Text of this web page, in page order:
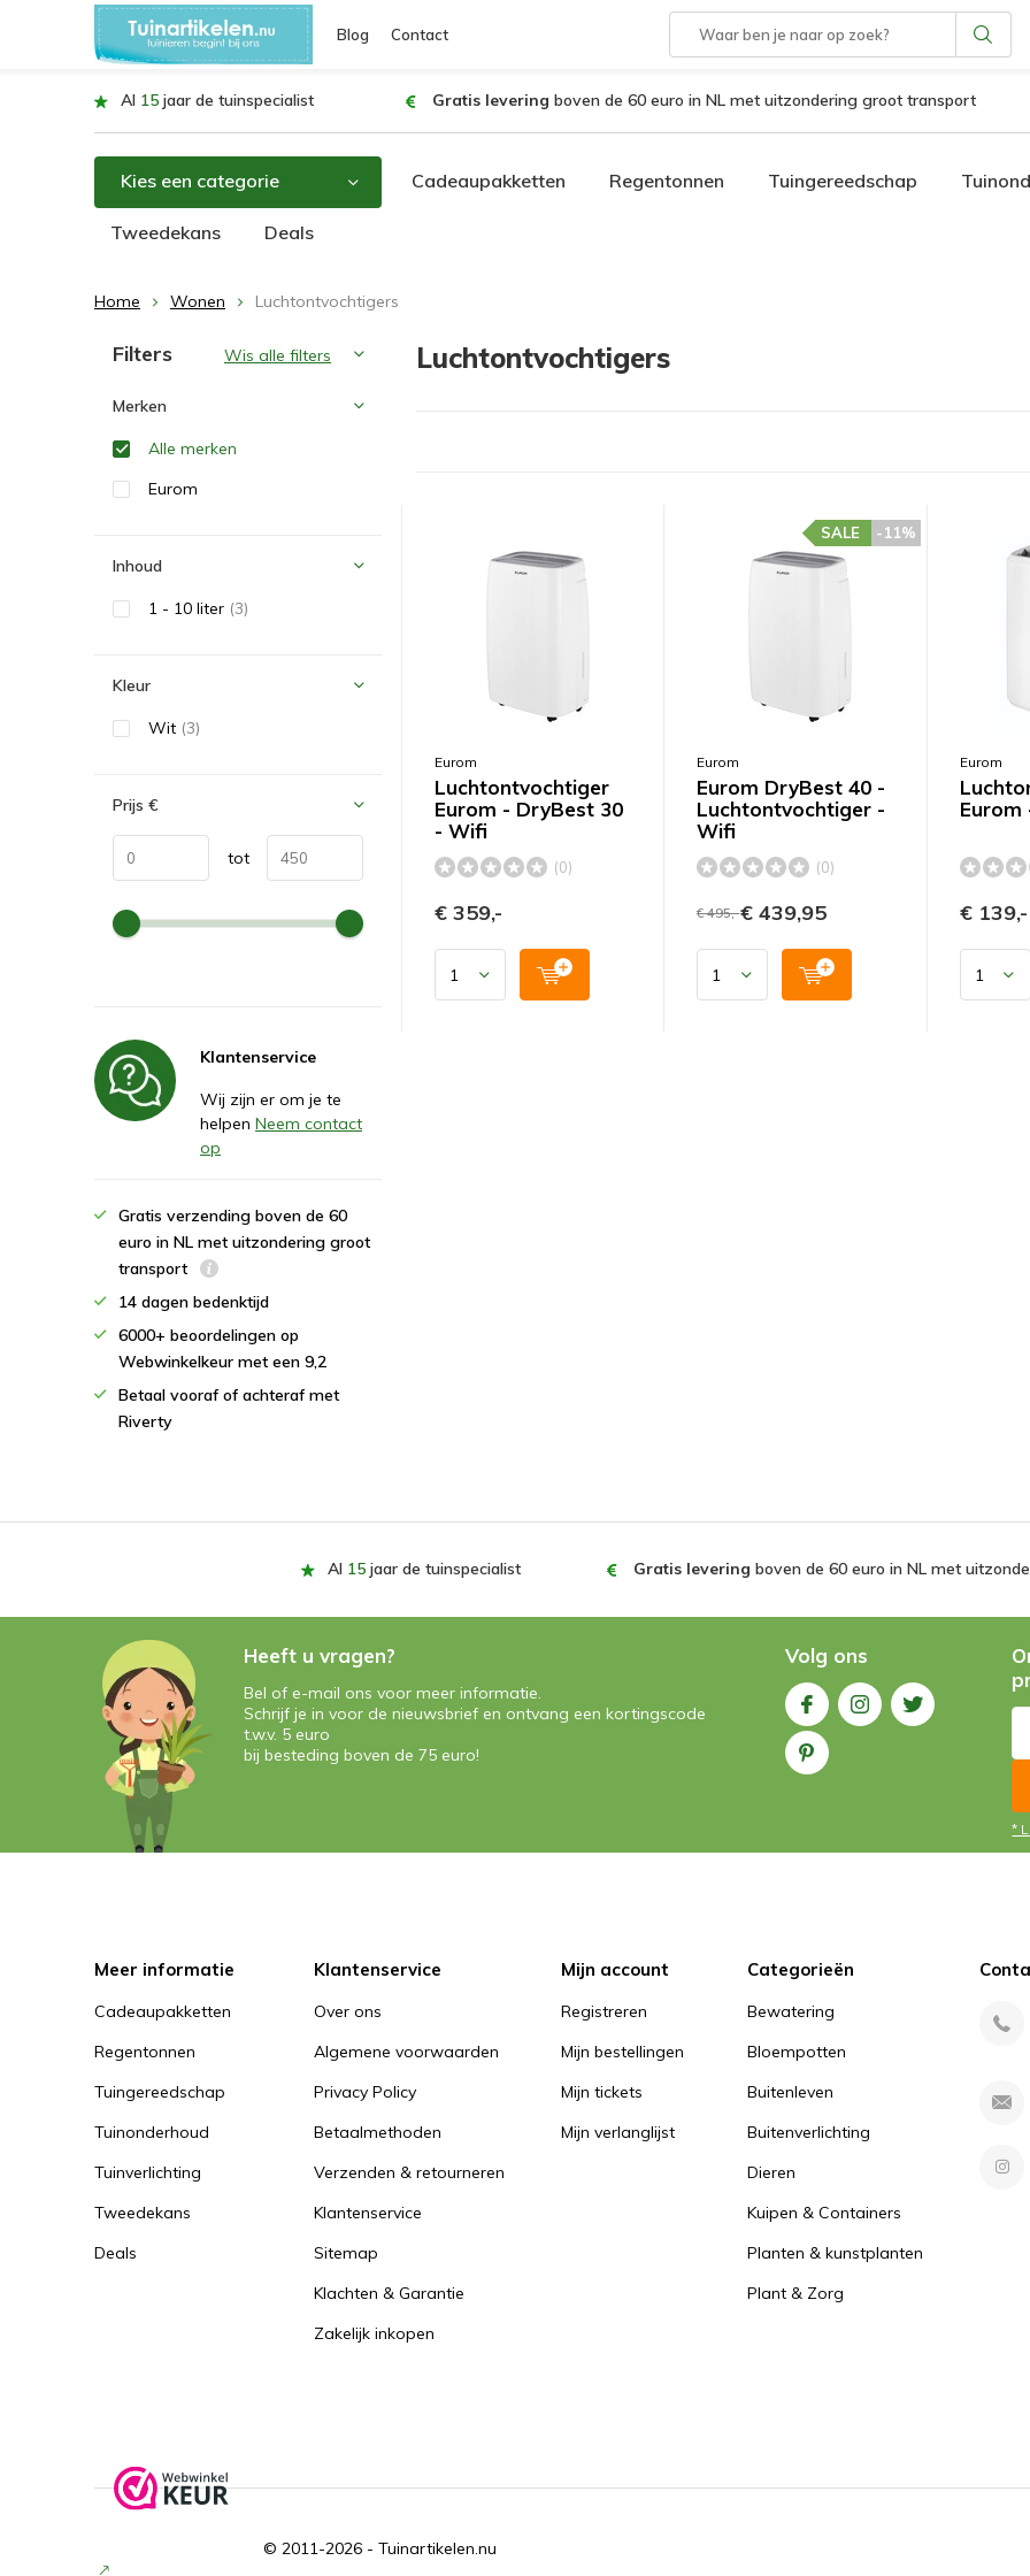
Blog Contact
Al 15 jaar de tuinspecialist Gratis levering boven de 60 euro in NL met uitzondering groot transport
Kies een categorie Cadeaupakketten Regentonnen Tuingereedschap
Tweedekans Deals
Home Wonen Luchtontvochtigers
Luchtontvochtigers
Eurom
Luchtontvochtiger
Eurom - DryBest 30
- Wifi
(0)
€ 359,-
Eurom
Eurom DryBest 40 -
Luchtontvochtiger -
Wifi
-11%
SALE
(0)
€ 495,-€ 439,95
Eurom
Eurom
€ 139,-
Sorteren op:
Filters Wis alle filters
Merken
Alle merken
Eurom
Inhoud
1 - 10 liter (3)
Kleur
Wit (3)
Prijs €
tot
Klantenservice
Wij zijn er om je te
helpen Neem contact
op
Gratis verzending boven de 60
euro in NL met uitzondering groot
transport
14 dagen bedenktijd
6000+ beoordelingen op
Webwinkelkeur met een 9,2
Betaal vooraf of achteraf met
Riverty
Al 15 jaar de tuinspecialist Gratis levering boven de 60 euro in NL met
Heeft u vragen?
Bel of e-mail ons voor meer informatie.
Schrijf je in voor de nieuwsbrief en ontvang een kortingscode
t.w.v. 5 euro
bij besteding boven de 75 euro!
Volg ons
*
Meer informatie
Cadeaupakketten
Regentonnen
Tuingereedschap
Tuinonderhoud
Tuinverlichting
Tweedekans
Deals
Klantenservice
Over ons
Algemene voorwaarden
Privacy Policy
Betaalmethoden
Verzenden & retourneren
Klantenservice
Sitemap
Klachten & Garantie
Zakelijk inkopen
Mijn account
Registreren
Mijn bestellingen
Mijn tickets
Mijn verlanglijst
Categorieën
Bewatering
Bloempotten
Buitenleven
Buitenverlichting
Dieren
Kuipen & Containers
Planten & kunstplanten
Plant & Zorg
© 2011-2026 - Tuinartikelen.nu